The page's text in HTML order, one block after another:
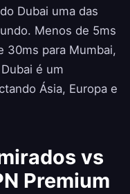
Dubai uma das
Menos de 5ms
30ms para Mumbai,
é um
Ásia, Europa e
vs
Premium